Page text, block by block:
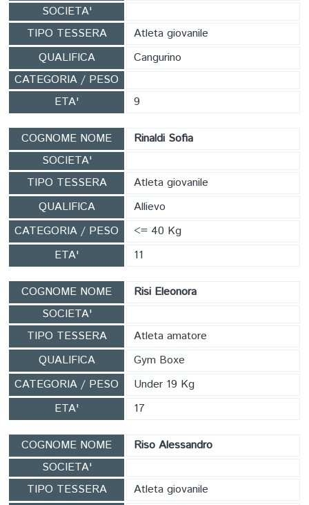
SOCIETA'
TIPO TESSERA
Atleta giovanile
QUALIFICA
Cangurino
CATEGORIA / PESO
ETA'
9
COGNOME NOME
Rinaldi Sofia
SOCIETA'
TIPO TESSERA
Atleta giovanile
QUALIFICA
Allievo
CATEGORIA / PESO
<= 40 Kg
ETA'
11
COGNOME NOME
Risi Eleonora
SOCIETA'
TIPO TESSERA
Atleta amatore
QUALIFICA
Gym Boxe
CATEGORIA / PESO
Under 19 Kg
ETA'
17
COGNOME NOME
Riso Alessandro
SOCIETA'
TIPO TESSERA
Atleta giovanile